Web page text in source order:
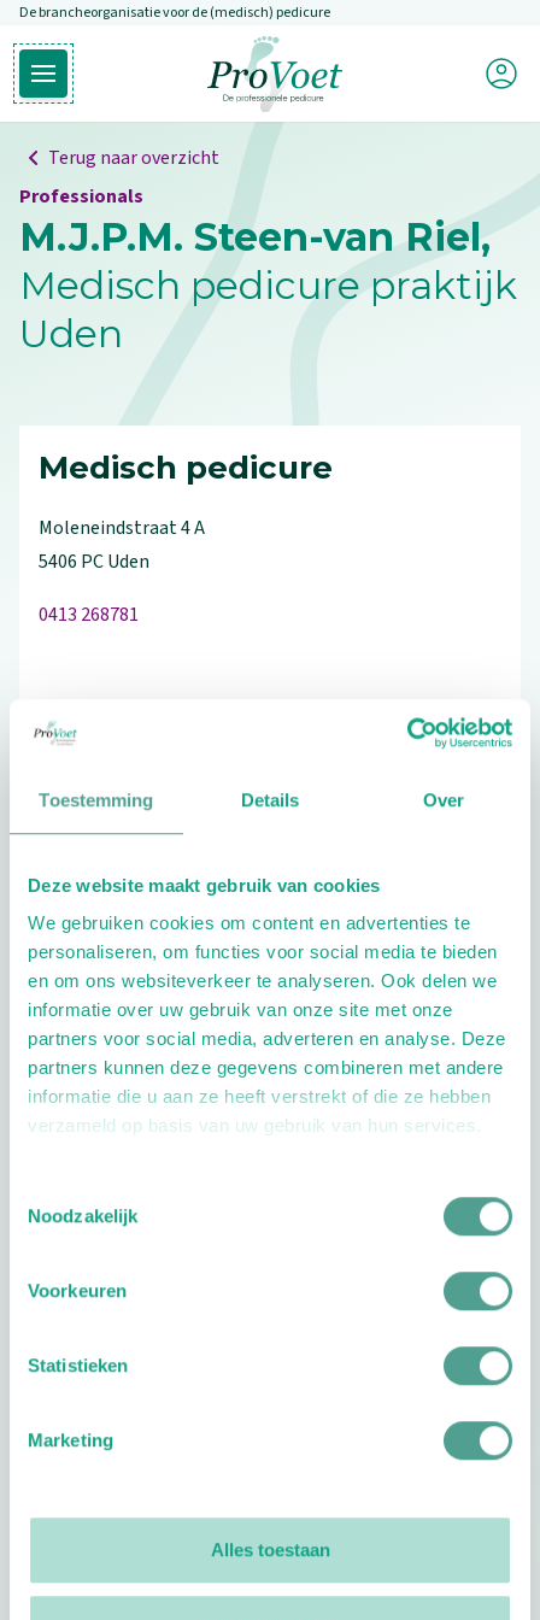
Toestemming Details Over
Deze website maakt gebruik van cookies
We gebruiken cookies om content en advertenties te
personaliseren, om functies voor social media te bieden
en om ons websiteverkeer te analyseren. Ook delen we
informatie over uw gebruik van onze site met onze
partners voor social media, adverteren en analyse. Deze
partners kunnen deze gegevens combineren met andere
informatie die u aan ze heeft verstrekt of die ze hebben
verzameld op basis van uw gebruik van hun services.
Noodzakelijk
Voorkeuren
Statistieken
Marketing
Alles toestaan
Overslaan en naar de inhoud gaan
De brancheorganisatie voor de (medisch) pedicure
Open hoofdmenu
Ga naar de homepagina
Mijn
Terug naar overzicht
Professionals
M.J.P.M. Steen-van Riel,
Medisch pedicure praktijk
Uden
Medisch pedicure
Moleneindstraat4A
5406 PCUden
0413 268781
Aandachtsgebieden
Diabetes Reuma Sport
Kinderen
Extra opties
Openingstijden
Footer
Volg ProVoet